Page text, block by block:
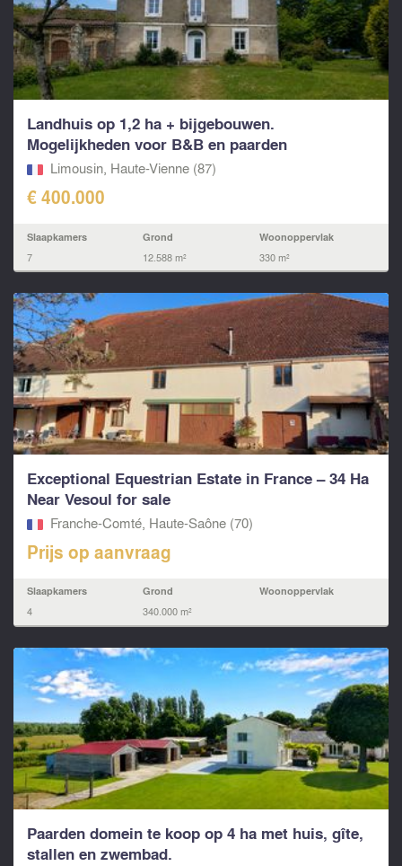
Landhuis op 1,2 ha + bijgebouwen.
Mogelijkheden voor B&B en paarden
Limousin, Haute-Vienne (87)
€ 400.000
Slaapkamers
7
Grond
12.588 m²
Woonoppervlak
330 m²
Exceptional Equestrian Estate in France – 34 Ha
Near Vesoul for sale
Franche-Comté, Haute-Saône (70)
Prijs op aanvraag
Slaapkamers
4
Grond
340.000 m²
Woonoppervlak
Paarden domein te koop op 4 ha met huis, gîte,
stallen en zwembad.